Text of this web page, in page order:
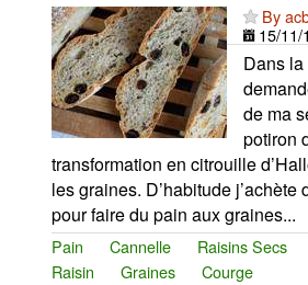
By
15/11/
Dans
de ma
potiron
transformation en citrouille
les graines. D’habitude
pour faire du pain aux graines...
Pain Cannelle Raisins Secs
Raisin
Graines Courge